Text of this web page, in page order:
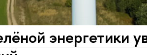
энергетики